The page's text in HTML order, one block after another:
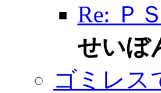
Re: Ｐ
せいぼ
ゴミレス